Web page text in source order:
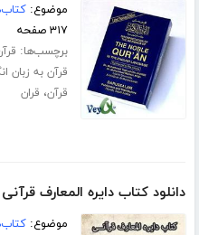
موضوع:
۳۱۷ صفحه
برچسب‌ها:
قرآن به زبان
قرآن، قران
دانلود کتاب دایره المعارف قرآنی
موضوع: